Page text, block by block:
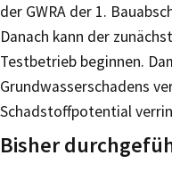
der GWRA der 1.
Danach kann der
Testbetrieb beginnen.
Grundwasserschadens
Schadstoffpotential
Bisher